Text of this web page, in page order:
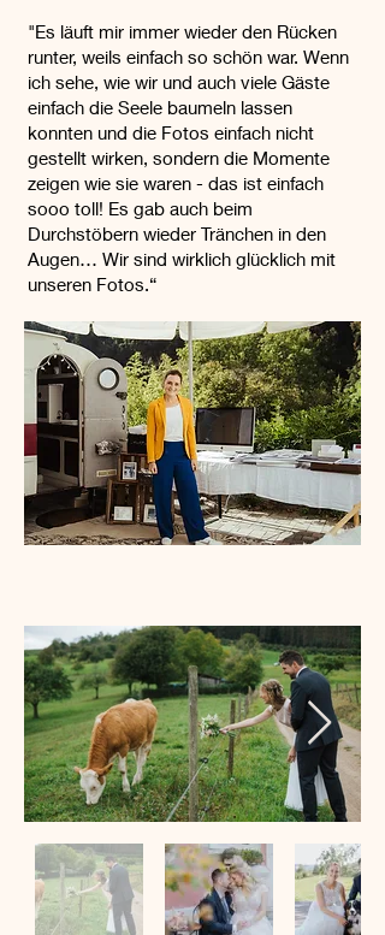
"Es läuft mir immer wieder den Rücken
runter, weils einfach so schön war. Wenn
ich sehe, wie wir und auch viele Gäste
einfach die Seele baumeln lassen
konnten und die Fotos einfach nicht
gestellt wirken, sondern die Momente
zeigen wie sie waren - das ist einfach
sooo toll! Es gab auch beim
Durchstöbern wieder Tränchen in den
Augen… Wir sind wirklich glücklich mit
unseren Fotos.“